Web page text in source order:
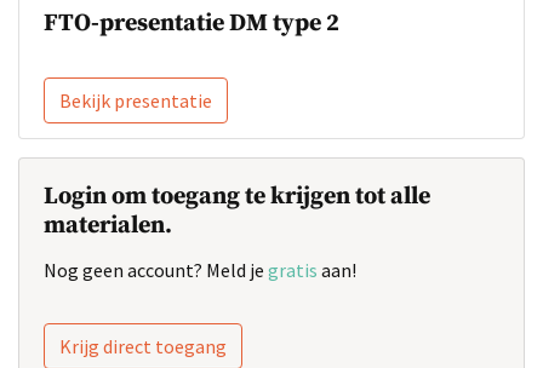
FTO-presentatie DM type 2
Bekijk presentatie
Login om toegang te krijgen tot alle
materialen.
Nog geen account? Meld je gratis aan!
Krijg direct toegang